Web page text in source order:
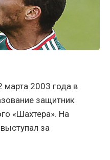
2003 года в
защитник
«Шахтера». На
за